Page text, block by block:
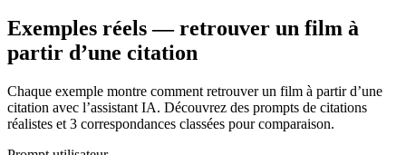
Exemples réels — retrouver un film à
partir d’une citation
Chaque exemple montre comment retrouver un film à partir d’une
citation avec l’assistant IA. Découvrez des prompts de citations
réalistes et 3 correspondances classées pour comparaison.